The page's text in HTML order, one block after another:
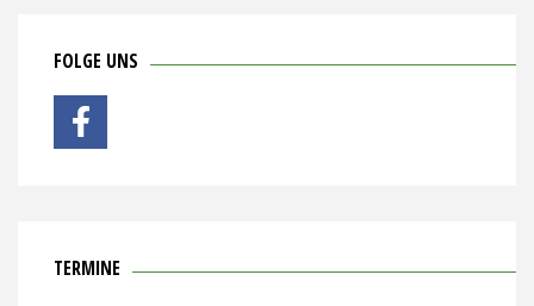
FOLGE UNS
TERMINE